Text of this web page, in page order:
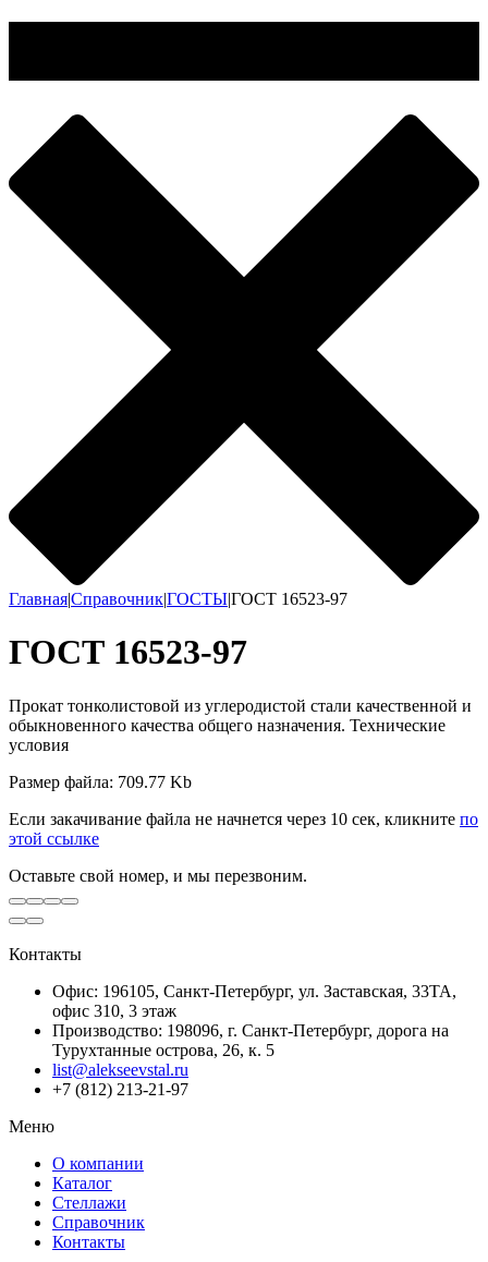
Главная|Справочник|ГОСТЫ|ГОСТ 16523-97
ГОСТ 16523-97
Прокат тонколистовой из углеродистой стали качественной и
обыкновенного качества общего назначения. Технические
условия
Размер файла: 709.77 Kb
Если закачивание файла не начнется через 10 сек, кликните по
этой ссылке
Оставьте свой номер, и мы перезвоним.
Контакты
Офис: 196105, Санкт-Петербург, ул. Заставская, 33ТА,
офис 310, 3 этаж
Производство: 198096, г. Санкт-Петербург, дорога на
Турухтанные острова, 26, к. 5
list@alekseevstal.ru
+7 (812) 213-21-97
Меню
О компании
Каталог
Стеллажи
Справочник
Контакты